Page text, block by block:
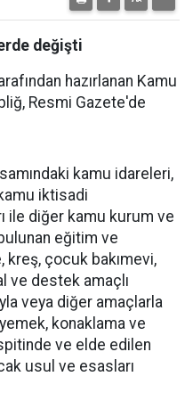
değişti
hazırlanan Kamu
Resmi Gazete'de
kamu idareleri,
iktisadi
ile diğer kamu kurum ve
eğitim ve
çocuk bakımevi,
ve destek amaçlı
veya diğer amaçlarla
konaklama ve
ve elde edilen
usul ve esasları